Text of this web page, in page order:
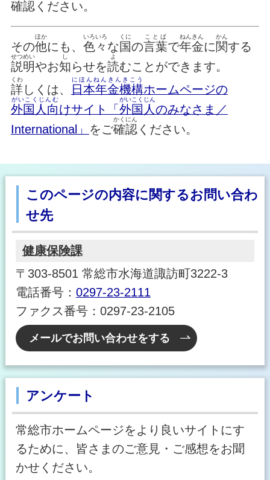
確認ください。
その他
ほか
にも、 色々
いろいろ
な国
くに
の言葉
ことば
で年金
ねんきん
に関
かん
する
説明
せつめい
やお知
し
らせを読
よ
むことができます。
詳
くわ
しくは、 日本年金機構
にほんねんきんきこう
ホームページの
外国人向
がいこくじんむ
けサイト「外国人
がいこくじん
のみなさま／
International」 をご確認
かくにん
ください。
このページの内容に関するお問い合わ
せ先
健康保険課
〒303-8501 常総市水海道諏訪町3222-3
電話番号： 0297-23-2111
ファクス番号：0297-23-2105
メールでお問い合わせをする
アンケート
常総市ホームページをより良いサイトにす
るために、皆さまのご意見・ご感想をお聞
かせください。